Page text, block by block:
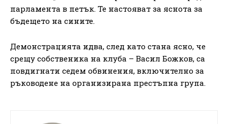
парламента в петък. Те настояват за яснота за
бъдещето на сините.
Демонстрацията идва, след като стана ясно, че
срещу собственика на клуба – Васил Божков, са
повдигнати седем обвинения, включително за
ръководене на организирана престъпна група.